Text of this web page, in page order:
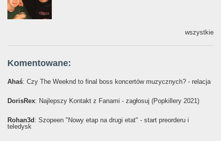
wszystkie
Komentowane:
Ahaś: Czy The Weeknd to final boss koncertów muzycznych? - relacja
DorisRex: Najlepszy Kontakt z Fanami - zagłosuj (Popkillery 2021)
Rohan3d: Szopeen "Nowy etap na drugi etat" - start preorderu i
teledysk